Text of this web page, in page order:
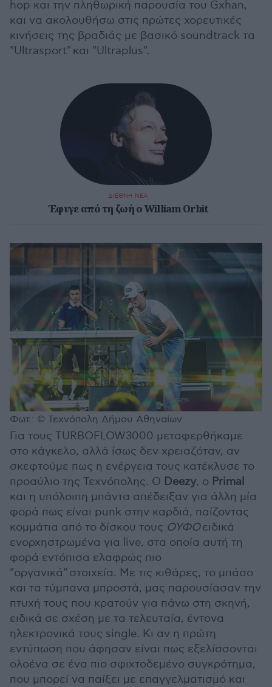
hop και την πληθωρική παρουσία του Gxhan,
και να ακολουθήσω στις πρώτες χορευτικές
κινήσεις της βραδιάς με βασικό soundtrack τα
"Ultrasport" και "Ultraplus".
ΔΙΕΘΝΗ ΝΕΑ
Έφυγε από τη ζωή ο William Orbit
Φωτ.: © Τεχνόπολη Δήμου Αθηναίων
Για τους TURBOFLOW3000 μεταφερθήκαμε
στο κάγκελο, αλλά ίσως δεν χρειαζόταν, αν
σκεφτούμε πως η ενέργεια τους κατέκλυσε το
προαύλιο της Τεχνόπολης. Ο Deezy, ο Primal
και η υπόλοιπη μπάντα απέδειξαν για άλλη μία
φορά πως είναι punk στην καρδιά, παίζοντας
κομμάτια από το δίσκου τους ΟΥΦΟειδικά
ενορχηστρωμένα για live, στα οποία αυτή τη
φορά εντόπισα ελαφρώς πιο
"οργανικά" στοιχεία. Με τις κιθάρες, το μπάσο
και τα τύμπανα μπροστά, μας παρουσίασαν την
πτυχή τους που κρατούν για πάνω στη σκηνή,
ειδικά σε σχέση με τα τελευταία, έντονα
ηλεκτρονικά τους single. Κι αν η πρώτη
εντύπωση που άφησαν είναι πως εξελίσσονται
ολοένα σε ένα πιο σφιχτοδεμένο συγκρότημα,
που μπορεί να παίξει με επαγγελματισμό και